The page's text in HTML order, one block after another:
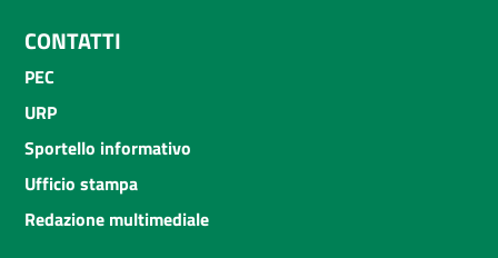
CONTATTI
PEC
URP
Sportello informativo
Ufficio stampa
Redazione multimediale